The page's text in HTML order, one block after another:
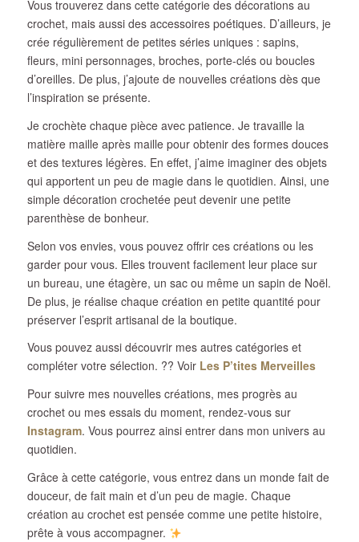
Vous trouverez dans cette catégorie des décorations au
crochet, mais aussi des accessoires poétiques. D’ailleurs, je
crée régulièrement de petites séries uniques : sapins,
fleurs, mini personnages, broches, porte-clés ou boucles
d’oreilles. De plus, j’ajoute de nouvelles créations dès que
l’inspiration se présente.
Je crochète chaque pièce avec patience. Je travaille la
matière maille après maille pour obtenir des formes douces
et des textures légères. En effet, j’aime imaginer des objets
qui apportent un peu de magie dans le quotidien. Ainsi, une
simple décoration crochetée peut devenir une petite
parenthèse de bonheur.
Selon vos envies, vous pouvez offrir ces créations ou les
garder pour vous. Elles trouvent facilement leur place sur
un bureau, une étagère, un sac ou même un sapin de Noël.
De plus, je réalise chaque création en petite quantité pour
préserver l’esprit artisanal de la boutique.
Vous pouvez aussi découvrir mes autres catégories et
compléter votre sélection. ?? Voir Les P’tites Merveilles
Pour suivre mes nouvelles créations, mes progrès au
crochet ou mes essais du moment, rendez-vous sur
Instagram. Vous pourrez ainsi entrer dans mon univers au
quotidien.
Grâce à cette catégorie, vous entrez dans un monde fait de
douceur, de fait main et d’un peu de magie. Chaque
création au crochet est pensée comme une petite histoire,
prête à vous accompagner.